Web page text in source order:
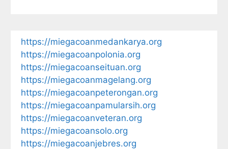
https://miegacoanmedankarya.org
https://miegacoanpolonia.org
https://miegacoanseituan.org
https://miegacoanmagelang.org
https://miegacoanpeterongan.org
https://miegacoanpamularsih.org
https://miegacoanveteran.org
https://miegacoansolo.org
https://miegacoanjebres.org